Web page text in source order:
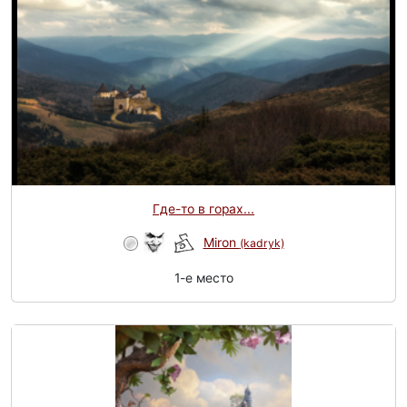
Где-то в горах...
Miron (kadryk)
1-e место